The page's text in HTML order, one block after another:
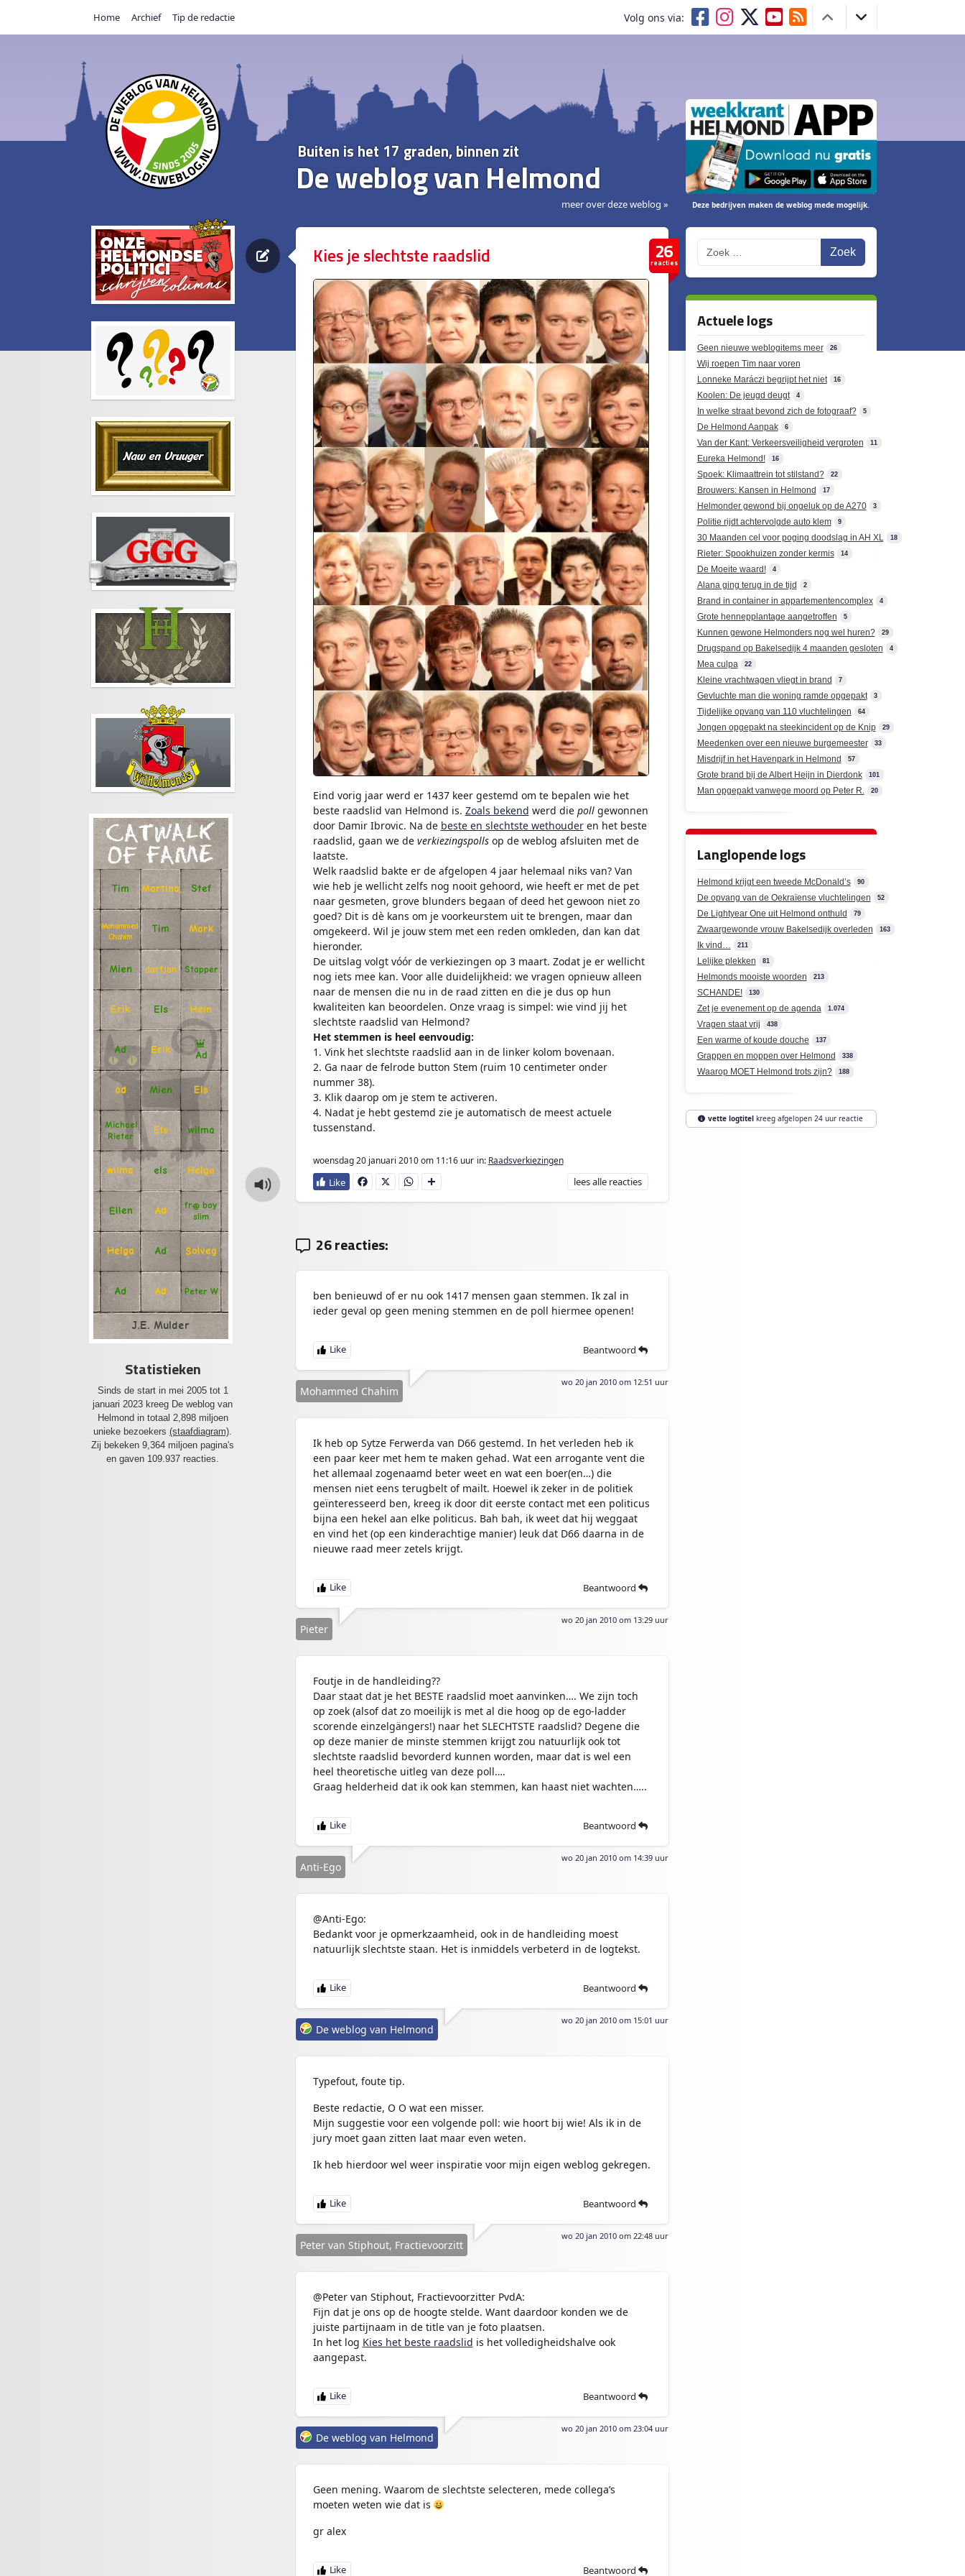
Home Archief Tip de redactie Volg ons via:
Buiten is het 17 graden, binnen zit
De weblog van Helmond
meer over deze weblog » Deze bedrijven maken de weblog mede mogelijk.
CATWALK
OF FAME
Tim Martina Stef
Mohammed
Chahim
Tim Mark
Mien dartjan Stapper
Erik Els Hein
Ad Erik
Ad
ad Mien Els
Michael
Rieter
Els wilma
wilma els Helga
Ellen Ad fr@ boy
slim
Helga Ad Solveg
Ad Ad Peter W
J.E. Mulder
Statistieken
Sinds de start in mei 2005 tot 1
januari 2023 kreeg De weblog van
Helmond in totaal 2,898 miljoen
unieke bezoekers (staafdiagram)
Zij bekeken 9,364 miljoen pagina's
en gaven 109.937 reacties.
26
reacties
Kies je slechtste raadslid
Eind vorig jaar werd er 1437 keer gestemd om te bepalen wie het
beste raadslid van Helmond is. Zoals bekend werd die pollgewonnen
door Damir Ibrovic. Na de beste en slechtste wethouderen het beste
raadslid, gaan we de verkiezingspollsop de weblog afsluiten met de
laatste.
Welk raadslid bakte er de afgelopen 4 jaar helemaal niks van? Van
wie heb je wellicht zelfs nog nooit gehoord, wie heeft er met de pet
naar gesmeten, grove blunders begaan of deed het gewoon niet zo
goed? Dit is dè kans om je voorkeurstem uit te brengen, maar dan
omgekeerd. Wil je jouw stem met een reden omkleden, dan kan dat
hieronder.
De uitslag volgt vóór de verkiezingen op 3 maart. Zodat je er wellicht
nog iets mee kan. Voor alle duidelijkheid: we vragen opnieuw alleen
naar de mensen die nu in de raad zitten en die je dus op hun
kwaliteiten kan beoordelen. Onze vraag is simpel: wie vind jij het
slechtste raadslid van Helmond?
Het stemmen is heel eenvoudig:
1. Vink het slechtste raadslid aan in de linker kolom bovenaan.
2. Ga naar de felrode button Stem (ruim 10 centimeter onder
nummer 38).
3. Klik daarop om je stem te activeren.
4. Nadat je hebt gestemd zie je automatisch de meest actuele
tussenstand.
woensdag 20 januari 2010om 11:16 uur in: Raadsverkiezingen
Fa
ce
X
W
ha
D
e
leesalle reacties
26 reacties:
ben benieuwd of er nu ook 1417 mensen gaan stemmen. Ik zal in
ieder geval op geen mening stemmen en de poll hiermee openen!
Beantwoord
wo 20 jan 2010 om 12:51 uur
Mohammed Chahim
Ik heb op Sytze Ferwerda van D66 gestemd. In het verleden heb ik
een paar keer met hem te maken gehad. Wat een arrogante vent die
het allemaal zogenaamd beter weet en wat een boer(en…) die
mensen niet eens terugbelt of mailt. Hoewel ik zeker in de politiek
geïnteresseerd ben, kreeg ik door dit eerste contact met een politicus
bijna een hekel aan elke politicus. Bah bah, ik weet dat hij weggaat
en vind het (op een kinderachtige manier) leuk dat D66 daarna in de
nieuwe raad meer zetels krijgt.
Beantwoord
wo 20 jan 2010 om 13:29 uur
Pieter
Foutje in de handleiding??
Daar staat dat je het BESTE raadslid moet aanvinken…. We zijn toch
op zoek (alsof dat zo moeilijk is met al die hoog op de ego-ladder
scorende einzelgängers!) naar het SLECHTSTE raadslid? Degene die
op deze manier de minste stemmen krijgt zou natuurlijk ook tot
slechtste raadslid bevorderd kunnen worden, maar dat is wel een
heel theoretische uitleg van deze poll….
Graag helderheid dat ik ook kan stemmen, kan haast niet wachten…..
Beantwoord
wo 20 jan 2010 om 14:39 uur
Anti-Ego
@Anti-Ego:
Bedankt voor je opmerkzaamheid, ook in de handleiding moest
natuurlijk slechtste staan. Het is inmiddels verbeterd in de logtekst.
Beantwoord
wo 20 jan 2010 om 15:01 uur
De weblog van Helmond
Typefout, foute tip.
Beste redactie, O O wat een misser.
Mijn suggestie voor een volgende poll: wie hoort bij wie! Als ik in de
jury moet gaan zitten laat maar even weten.
Ik heb hierdoor wel weer inspiratie voor mijn eigen weblog gekregen.
Beantwoord
wo 20 jan 2010 om 22:48 uur
Peter van Stiphout, Fractievoorzitt
@Peter van Stiphout, Fractievoorzitter PvdA:
Fijn dat je ons op de hoogte stelde. Want daardoor konden we de
juiste partijnaam in de title van je foto plaatsen.
In het log Kies het beste raadslid is het volledigheidshalve ook
aangepast.
Beantwoord
wo 20 jan 2010 om 23:04 uur
De weblog van Helmond
Geen mening. Waarom de slechtste selecteren, mede collega’s
moeten weten wie dat is
gr alex
Beantwoord
Actuele logs
Geen nieuwe weblogitems meer 26
Wij roepen Tim naar voren
Lonneke Maráczi begrijpt het niet
16
Koolen: De jeugd deugt 4
In welke straat bevond zich de fotograaf? 5
De Helmond Aanpak 6
Van der Kant: Verkeersveiligheid vergroten 11
Eureka Helmond! 16
Spoek: Klimaattrein tot stilstand? 22
Brouwers: Kansen in Helmond 17
Helmonder gewond bij ongeluk op de A270 3
Politie rijdt achtervolgde auto klem 9
30 Maanden cel voor poging doodslag in AH XL 18
Rieter: Spookhuizen zonder kermis 14
De Moeite waard! 4
Alana ging terug in de tijd 2
Brand in container in appartementencomplex 4
Grote hennepplantage aangetroffen 5
Kunnen gewone Helmonders nog wel huren? 29
Drugspand op Bakelsedijk 4 maanden gesloten 4
Mea culpa 22
Kleine vrachtwagen vliegt in brand 7
Gevluchte man die woning ramde opgepakt 3
Tijdelijke opvang van 110 vluchtelingen 64
Jongen opgepakt na steekincident op de Knip 29
Meedenken over een nieuwe burgemeester 33
Misdrijf in het Havenpark in Helmond 57
Grote brand bij de Albert Heijn in Dierdonk 101
Man opgepakt vanwege moord op Peter R. 20
Langlopende logs
Helmond krijgt een tweede McDonald’s 90
De opvang van de Oekraïense vluchtelingen 52
De Lightyear One uit Helmond onthuld 79
Zwaargewonde vrouw Bakelsedijk overleden 163
Ik vind… 211
Lelijke plekken 81
Helmonds mooiste woorden 213
SCHANDE! 130
Zet je evenement op de agenda 1.074
Vragen staat vrij 438
Een warme of koude douche 137
Grappen en moppen over Helmond 338
Waarop MOET Helmond trots zijn? 188
vette logtitelkreeg afgelopen 24 uur reactie